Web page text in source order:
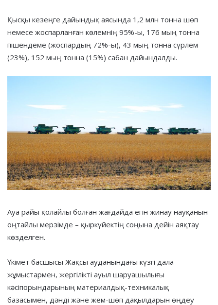
Қысқы кезеңге дайындық аясында 1,2 млн тонна шөп
немесе жоспарланған көлемнің 95%-ы, 176 мың тонна
пішендеме (жоспардың 72%-ы), 43 мың тонна сүрлем
(23%), 152 мың тонна (15%) сабан дайындалды.
Ауа райы қолайлы болған жағдайда егін жинау науқанын
оңтайлы мерзімде – қыркүйектің соңына дейін аяқтау
көзделген.
Үкімет басшысы Жақсы ауданындағы күзгі дала
жұмыстармен, жергілікті ауыл шаруашылығы
кәсіпорындарының материалдық-техникалық
базасымен, дәнді және жем-шөп дақылдарын өңдеу